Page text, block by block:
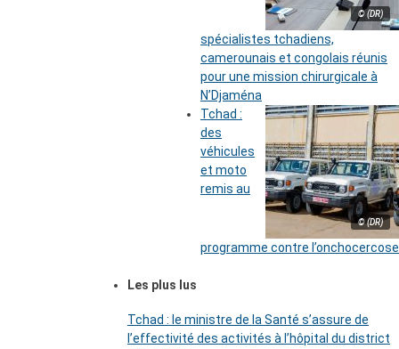
© (DR)
spécialistes tchadiens,
camerounais et congolais réunis
pour une mission chirurgicale à
N’Djaména
© (DR)
Tchad :
des
véhicules
et moto
remis au
programme contre l’onchocercose
Les plus lus
Tchad : le ministre de la Santé s’assure de
l’effectivité des activités à l’hôpital du district